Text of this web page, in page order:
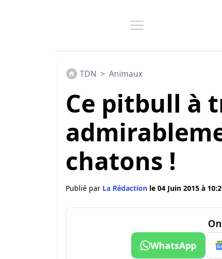
TDN > Animaux
Ce pitbull à
chatons !
Publié par La Rédaction le 04 Juin 2015 à
WhatsApp